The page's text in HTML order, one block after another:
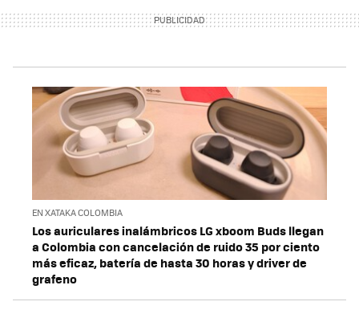
EN XATAKA COLOMBIA
Los auriculares inalámbricos LG xboom Buds llegan
a Colombia con cancelación de ruido 35 por ciento
más eficaz, batería de hasta 30 horas y driver de
grafeno